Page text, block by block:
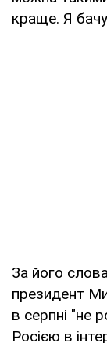
краще. Я
За його
президент
в серпні "не
Росією в